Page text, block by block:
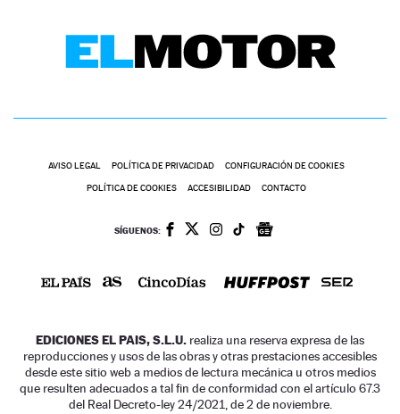
AVISO LEGAL POLÍTICA DE PRIVACIDAD CONFIGURACIÓN DE COOKIES
POLÍTICA DE COOKIES ACCESIBILIDAD CONTACTO
SÍGUENOS:
EDICIONES EL PAIS, S.L.U. realiza una reserva expresa de las
reproducciones y usos de las obras y otras prestaciones accesibles
desde este sitio web a medios de lectura mecánica u otros medios
que resulten adecuados a tal fin de conformidad con el artículo 67.3
del Real Decreto-ley 24/2021, de 2 de noviembre.